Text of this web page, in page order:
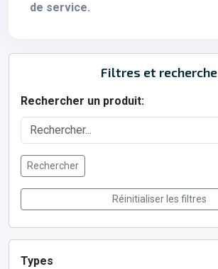
de service.
Filtres et recherche
Rechercher un produit:
Rechercher
Réinitialiser les filtres
Types